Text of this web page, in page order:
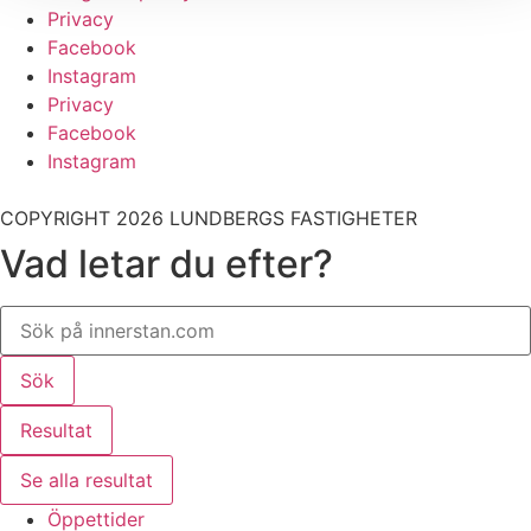
Privacy
Facebook
Instagram
Privacy
Facebook
Instagram
COPYRIGHT 2026 LUNDBERGS FASTIGHETER
Vad letar du efter?
Search
Sök
Resultat
Se alla resultat
Öppettider